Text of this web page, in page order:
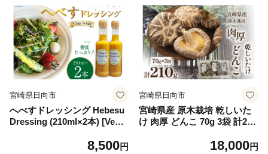
宮崎県日向市
へべすドレッシング Hebesu
Dressing (210ml×2本) [Veng
0721] へべす セット 玉ねぎ
8,500円
宮崎県日向市
宮崎県産 原木栽培 乾しいた
け 肉厚 どんこ 70g 3袋 計210
462] しいたけ 椎茸 乾燥 干し
18,000円